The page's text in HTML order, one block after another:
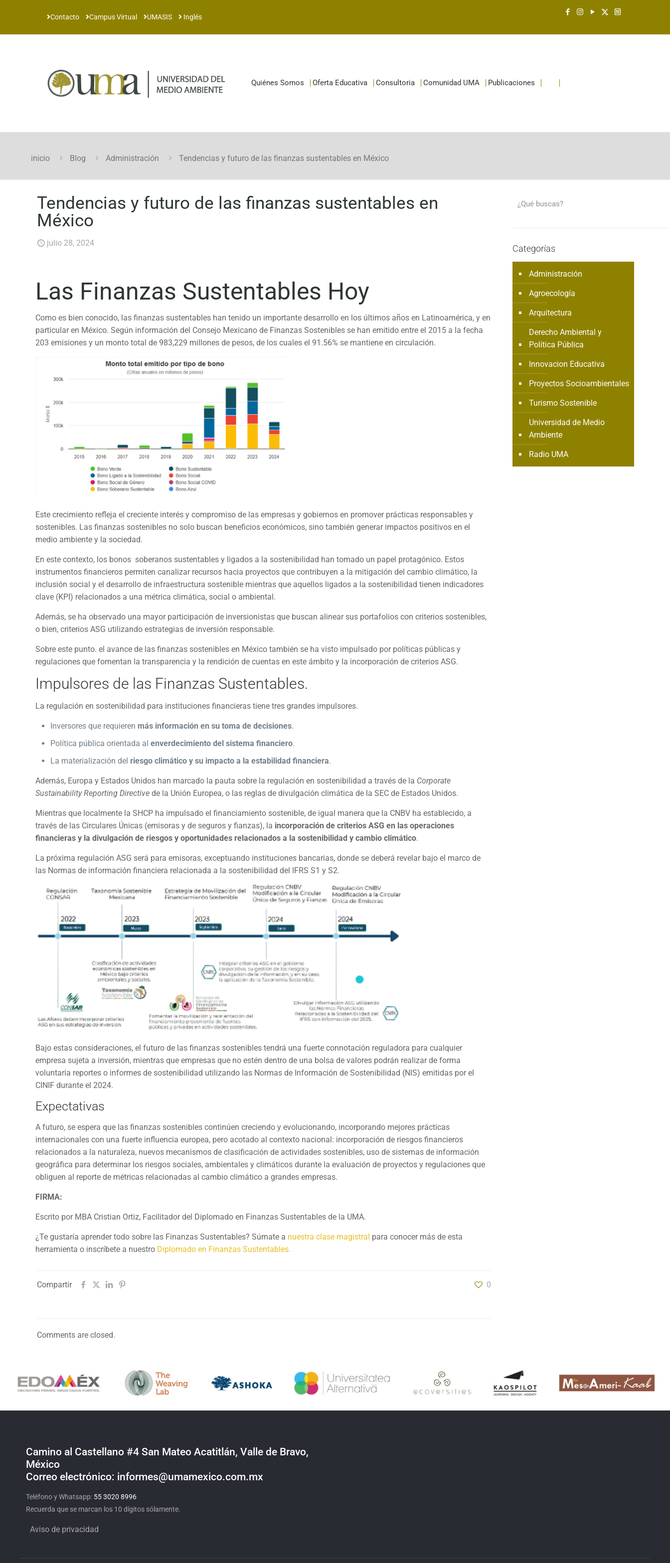
Contacto Campus Virtual UMASIS Inglés
Quiénes Somos Oferta Educativa Consultoria Comunidad UMA Publicaciones
inicio Blog Administración Tendencias y futuro de las finanzas sustentables en México
Tendencias y futuro de las finanzas sustentables en
México
julio 28, 2024
Las Finanzas Sustentables Hoy
Como es bien conocido, las finanzas sustentables han tenido un importante desarrollo en los últimos años en Latinoamérica, y en
particular en México. Según información del Consejo Mexicano de Finanzas Sostenibles se han emitido entre el 2015 a la fecha
203 emisiones y un monto total de 983,229 millones de pesos, de los cuales el 91.56% se mantiene en circulación.
Este crecimiento refleja el creciente interés y compromiso de las empresas y gobiernos en promover prácticas responsables y
sostenibles. Las finanzas sostenibles no solo buscan beneficios económicos, sino también generar impactos positivos en el
medio ambiente y la sociedad.
En este contexto, los bonos soberanos sustentables y ligados a la sostenibilidad han tomado un papel protagónico. Estos
instrumentos financieros permiten canalizar recursos hacia proyectos que contribuyen a la mitigación del cambio climático, la
inclusión social y el desarrollo de infraestructura sostenible mientras que aquellos ligados a la sostenibilidad tienen indicadores
clave (KPI) relacionados a una métrica climática, social o ambiental.
Además, se ha observado una mayor participación de inversionistas que buscan alinear sus portafolios con criterios sostenibles,
o bien, criterios ASG utilizando estrategias de inversión responsable.
Sobre este punto. el avance de las finanzas sostenibles en México también se ha visto impulsado por políticas públicas y
regulaciones que fomentan la transparencia y la rendición de cuentas en este ámbito y la incorporación de criterios ASG.
Impulsores de las Finanzas Sustentables.
La regulación en sostenibilidad para instituciones financieras tiene tres grandes impulsores.
Inversores que requieren más información en su toma de decisiones.
Política pública orientada alenverdecimiento del sistema financiero.
La materialización del riesgo climático y su impacto a la estabilidad financiera.
Además, Europa y Estados Unidos han marcado la pauta sobre la regulación en sostenibilidad a través de la Corporate
Sustainability Reporting Directivede la Unión Europea, o las reglas de divulgación climática de la SEC de Estados Unidos.
Mientras que localmente la SHCP ha impulsado el financiamiento sostenible, de igual manera que la CNBV ha establecido, a
través de las Circulares Únicas (emisoras y de seguros y fianzas), la incorporación de criterios ASG en las operaciones
financieras y la divulgación de riesgos y oportunidades relacionados a la sostenibilidad y cambio climático.
La próxima regulación ASG será para emisoras, exceptuando instituciones bancarias, donde se deberá revelar bajo el marco de
las Normas de información financiera relacionada a la sostenibilidad del IFRS S1 y S2.
Bajo estas consideraciones, el futuro de las finanzas sostenibles tendrá una fuerte connotación reguladora para cualquier
empresa sujeta a inversión, mientras que empresas que no estén dentro de una bolsa de valores podrán realizar de forma
voluntaria reportes o informes de sostenibilidad utilizando las Normas de Información de Sostenibilidad (NIS) emitidas por el
CINIF durante el 2024.
Expectativas
A futuro, se espera que las finanzas sostenibles continúen creciendo y evolucionando, incorporando mejores prácticas
internacionales con una fuerte influencia europea, pero acotado al contexto nacional: incorporación de riesgos financieros
relacionados a la naturaleza, nuevos mecanismos de clasificación de actividades sostenibles, uso de sistemas de información
geográfica para determinar los riesgos sociales, ambientales y climáticos durante la evaluación de proyectos y regulaciones que
obliguen al reporte de métricas relacionadas al cambio climático a grandes empresas.
FIRMA:
Escrito por MBA Cristian Ortiz, Facilitador del Diplomado en Finanzas Sustentables de la UMA.
¿Te gustaría aprender todo sobre las Finanzas Sustentables? Súmate a nuestra clase magistral para conocer más de esta
herramienta o inscríbete a nuestro Diplomado en Finanzas Sustentables.
Compartir 0
Comments are closed.
Categorías
Administración
Agroecología
Arquitectura
Derecho Ambiental y
Política Pública
Innovacion Educativa
Proyectos Socioambientales
Turismo Sostenible
Universidad de Medio
Ambiente
Radio UMA
Camino al Castellano #4 San Mateo Acatitlán, Valle de Bravo,
México
Correo electrónico: informes@umamexico.com.mx
Teléfono y Whatsapp: 55 3020 8996
Recuerda que se marcan los 10 dígitos sólamente.
Aviso de privacidad